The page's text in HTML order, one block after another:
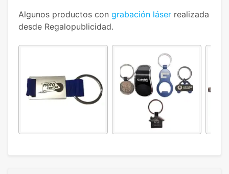
Algunos productos con grabación láser realizada
desde Regalopublicidad.